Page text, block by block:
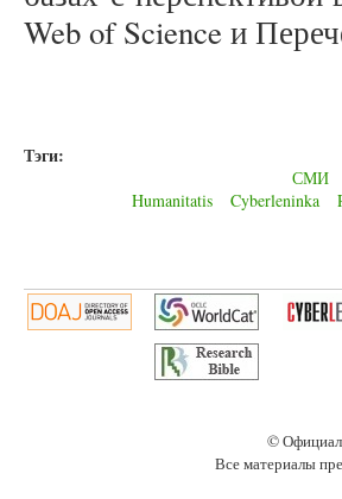
Web of Science и
Тэги:
СМИ
Humanitatis
Cyberleninka
©
Все материалы